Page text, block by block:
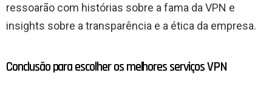
ressoarão com histórias sobre a fama da VPN e
insights sobre a transparência e a ética da empresa.
Conclusão para escolher os melhores serviços VPN